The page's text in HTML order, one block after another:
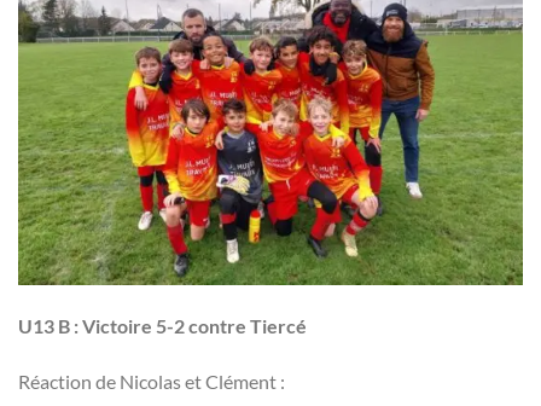
U13 B : Victoire 5-2 contre Tiercé
Réaction de Nicolas et Clément :